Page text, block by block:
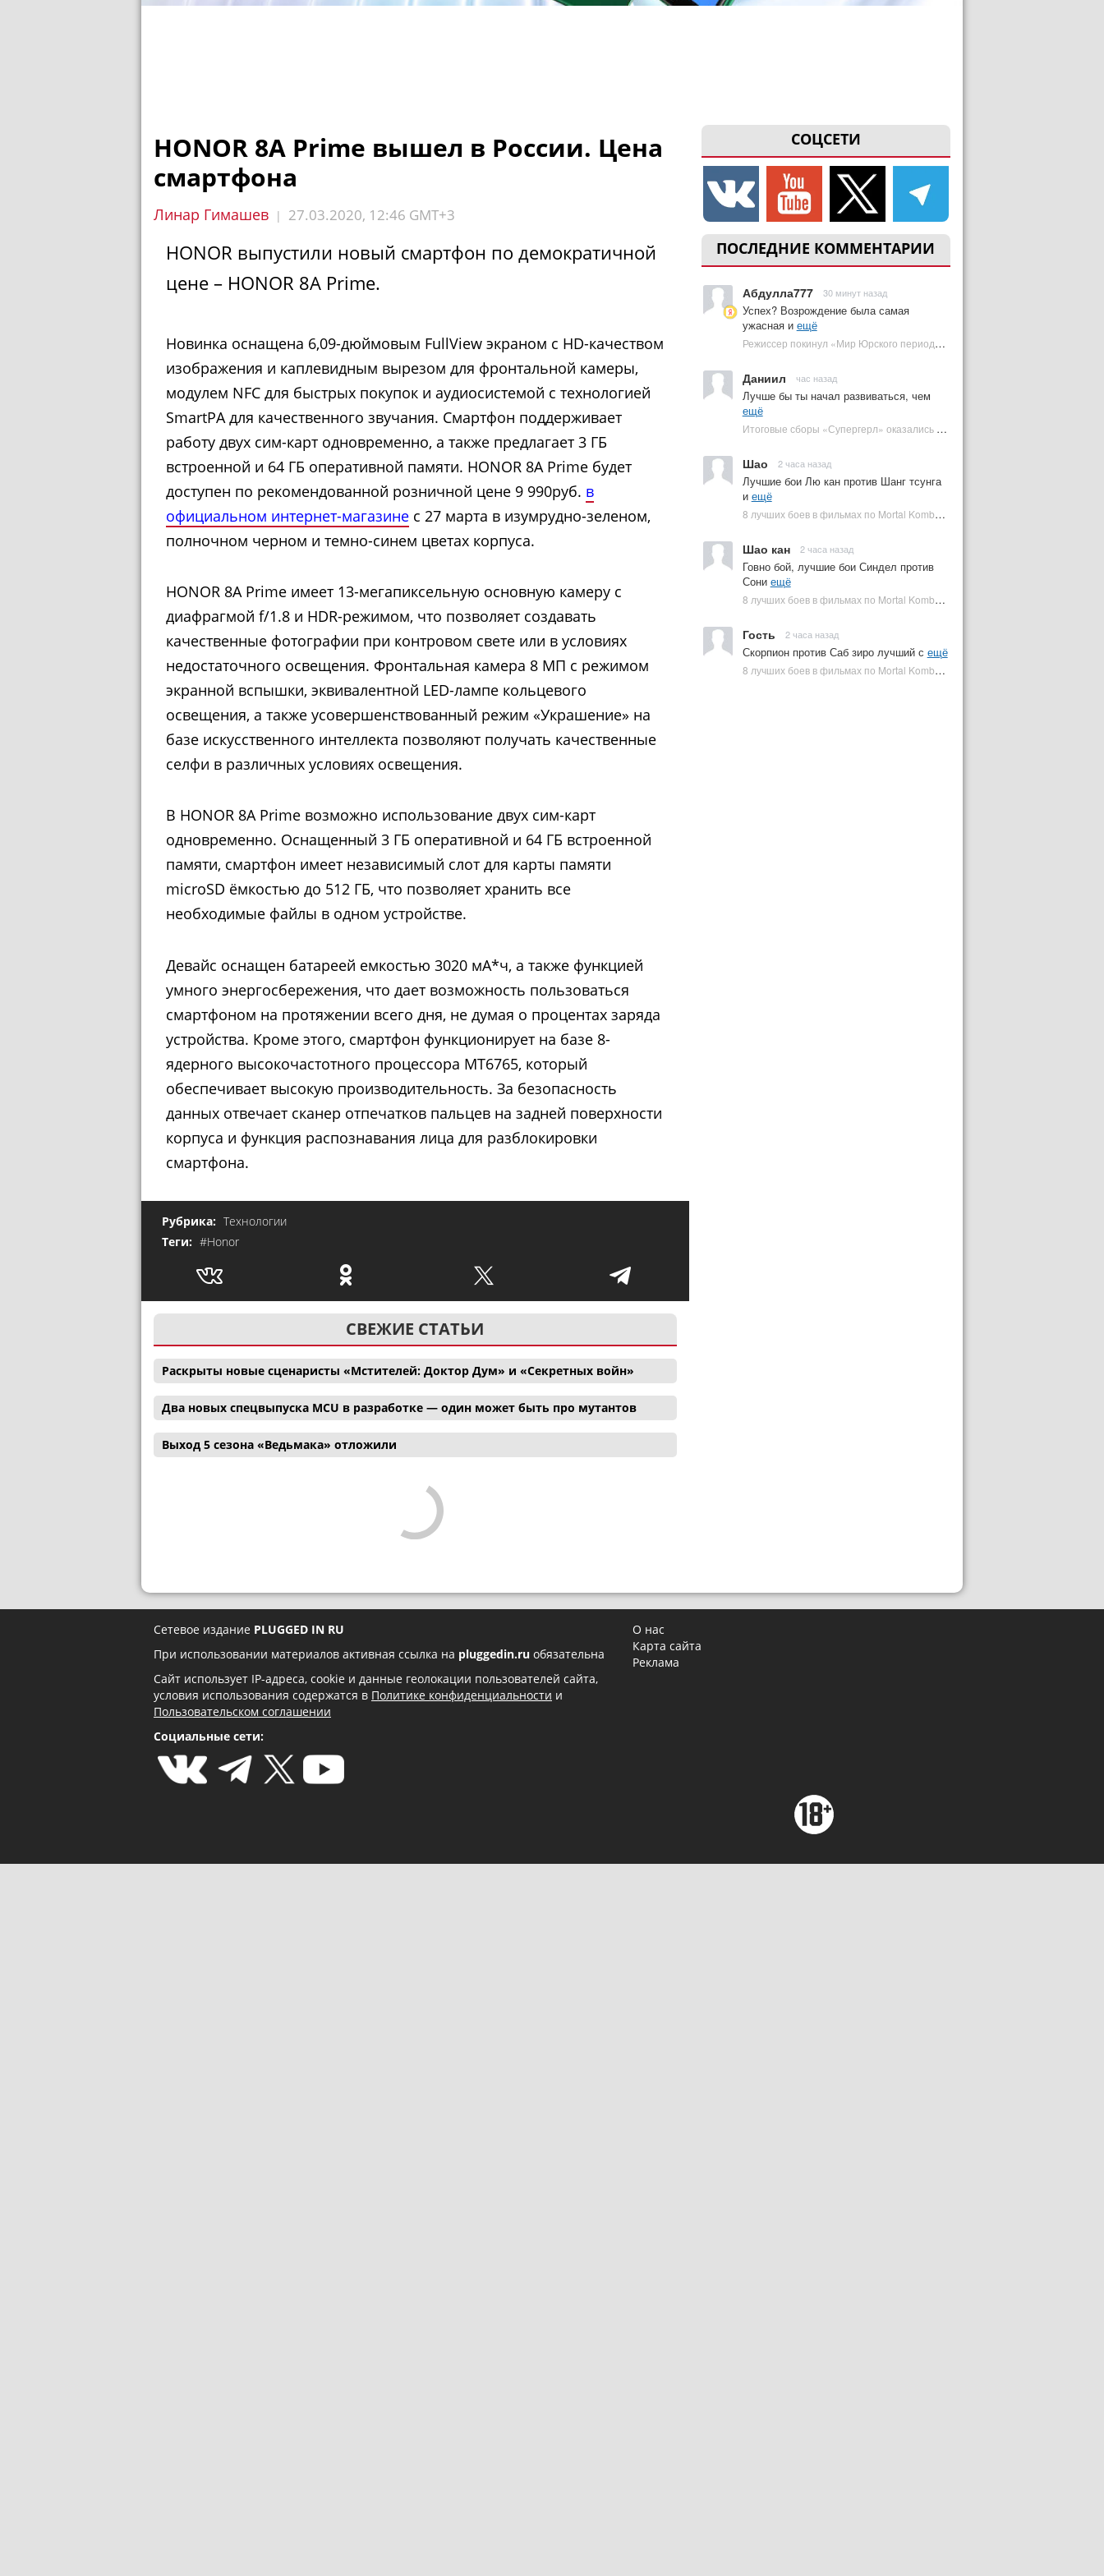
СОЦСЕТИ
ПОСЛЕДНИЕ КОММЕНТАРИИ
Абдулла777 30 минут назад
Успех? Возрождение была самая
ужасная и ещё
Режиссер покинул «Мир Юрского периода 5» | Plugged In Ru
Даниил час назад
Лучше бы ты начал развиваться, чем
ещё
Итоговые сборы «Супергерл» оказались худшими для DC за два десятилетия | Plugged In Ru
Шао 2 часа назад
Лучшие бои Лю кан против Шанг тсунга
и ещё
8 лучших боев в фильмах по Mortal Kombat: от «Смертельной битвы» до «Мортал Комбат 2» | Plugged In Ru
Шао кан 2 часа назад
Говно бой, лучшие бои Синдел против
Сони ещё
8 лучших боев в фильмах по Mortal Kombat: от «Смертельной битвы» до «Мортал Комбат 2» | Plugged In Ru
Гость 2 часа назад
Скорпион против Саб зиро лучший с ещё
8 лучших боев в фильмах по Mortal Kombat: от «Смертельной битвы» до «Мортал Комбат 2» | Plugged In Ru
HONOR 8A Prime вышел в России. Цена
смартфона
Линар Гимашев | 27.03.2020, 12:46 GMT+3
HONOR выпустили новый смартфон по демократичной
цене – HONOR 8A Prime.
Новинка оснащена 6,09-дюймовым FullView экраном с HD-качеством
изображения и каплевидным вырезом для фронтальной камеры,
модулем NFC для быстрых покупок и аудиосистемой с технологией
SmartPA для качественного звучания. Смартфон поддерживает
работу двух сим-карт одновременно, а также предлагает 3 ГБ
встроенной и 64 ГБ оперативной памяти. HONOR 8A Prime будет
доступен по рекомендованной розничной цене 9 990руб. в
официальном интернет-магазине с 27 марта в изумрудно-зеленом,
полночном черном и темно-синем цветах корпуса.
HONOR 8A Prime имеет 13-мегапиксельную основную камеру с
диафрагмой f/1.8 и HDR-режимом, что позволяет создавать
качественные фотографии при контровом свете или в условиях
недостаточного освещения. Фронтальная камера 8 МП с режимом
экранной вспышки, эквивалентной LED-лампе кольцевого
освещения, а также усовершенствованный режим «Украшение» на
базе искусственного интеллекта позволяют получать качественные
селфи в различных условиях освещения.
В HONOR 8A Prime возможно использование двух сим-карт
одновременно. Оснащенный 3 ГБ оперативной и 64 ГБ встроенной
памяти, смартфон имеет независимый слот для карты памяти
microSD ёмкостью до 512 ГБ, что позволяет хранить все
необходимые файлы в одном устройстве.
Девайс оснащен батареей емкостью 3020 мА*ч, а также функцией
умного энергосбережения, что дает возможность пользоваться
смартфоном на протяжении всего дня, не думая о процентах заряда
устройства. Кроме этого, смартфон функционирует на базе 8-
ядерного высокочастотного процессора MT6765, который
обеспечивает высокую производительность. За безопасность
данных отвечает сканер отпечатков пальцев на задней поверхности
корпуса и функция распознавания лица для разблокировки
смартфона.
Рубрика: Технологии
Теги: #Honor
СВЕЖИЕ СТАТЬИ
Раскрыты новые сценаристы «Мстителей: Доктор Дум» и «Секретных войн»
Два новых спецвыпуска MCU в разработке — один может быть про мутантов
Выход 5 сезона «Ведьмака» отложили
Сетевое издание PLUGGED IN RU
При использовании материалов активная ссылка на pluggedin.ru обязательна
Сайт использует IP-адреса, cookie и данные геолокации пользователей сайта,
условия использования содержатся в Политике конфиденциальности и
Пользовательском соглашении
Социальные сети:
О нас
Карта сайта
Реклама